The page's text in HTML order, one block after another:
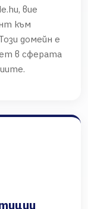
вие
към
домейн е
в сферата